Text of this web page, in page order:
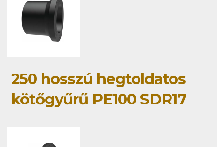
250 hosszú hegtoldatos
kötőgyűrű PE100 SDR17